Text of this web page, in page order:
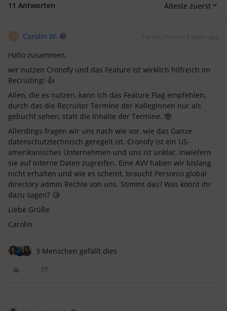
11 Antworten Älteste zuerst
Carolin W. Forum|Forum|3 years ago
Hallo zusammen,
wir nutzen Cronofy und das Feature ist wirklich hilfreich im
Recruiting! 👍
Allen, die es nutzen, kann ich das Feature Flag empfehlen,
durch das die Recruiter Termine der KollegInnen nur als
gebucht sehen, statt die Inhalte der Termine. 🤓
Allerdings fragen wir uns nach wie vor, wie das Ganze
datenschutztechnisch geregelt ist. Cronofy ist ein US-
amerikanisches Unternehmen und uns ist unklar, inwiefern
sie auf interne Daten zugreifen. Eine AVV haben wir bislang
nicht erhalten und wie es scheint, braucht Personio global
directory admin Rechte von uns. Stimmt das? Was könnt ihr
dazu sagen? 🧐
Liebe Grüße
Carolin
3 Menschen gefällt dies